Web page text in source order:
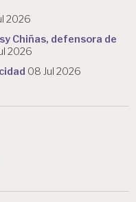
2026
Chiñas, defensora de
2026
08 Jul 2026